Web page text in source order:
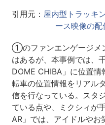
引用元： 屋内型トラッキ
ース映像の配
①のファンエンゲージメ
はあるが、本事例では、
DOME CHIBA」に位置情
転車の位置情報をリアル
信を行なっている。スタ
ている点や、ミクシィが
AR」では、アイドルや